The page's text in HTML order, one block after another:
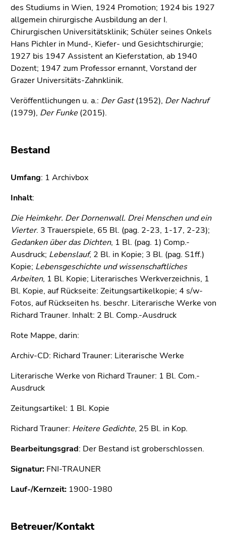
Sie diesen
Link.
Zum
Inhalt
(Zugriffstaste
1)
Zur
Positionsanzeige
Zur
3)
Zur
(Zugriffstaste
4)
Zu
den
Zusatzinformationen
(Zugriffstaste
5)
Zu
den
(Benutzer/Sprache)
(Zugriffstaste
Zur
Suche
9)
des Studiums in Wien, 1924 Promotion; 1924 bis 1927
allgemein chirurgische Ausbildung an der I.
Chirurgischen Universitätsklinik; Schüler seines Onkels
Hans Pichler in Mund-, Kiefer- und Gesichtschirurgie;
1927 bis 1947 Assistent an Kieferstation, ab 1940
Dozent; 1947 zum Professor ernannt, Vorstand der
Grazer Universitäts-Zahnklinik.
Veröffentlichungen u. a.: Der Gast(1952), Der Nachruf
(1979), Der Funke (2015).
Bestand
Umfang: 1 Archivbox
Inhalt:
Die Heimkehr. Der Dornenwall. Drei Menschen und ein
Vierter. 3 Trauerspiele, 65 Bl. (pag. 2-23, 1-17, 2-23);
Gedanken über das Dichten, 1 Bl. (pag. 1) Comp.-
Ausdruck; Lebenslauf, 2 Bl. in Kopie; 3 Bl. (pag. S1ff.)
Kopie; Lebensgeschichte und wissenschaftliches
Arbeiten, 1 Bl. Kopie; Literarisches Werkverzeichnis, 1
Bl. Kopie, auf Rückseite: Zeitungsartikelkopie; 4 s/w-
Fotos, auf Rückseiten hs. beschr. Literarische Werke von
Richard Trauner. Inhalt: 2 Bl. Comp.-Ausdruck
Rote Mappe, darin:
Archiv-CD: Richard Trauner: Literarische Werke
Literarische Werke von Richard Trauner: 1 Bl. Com.-
Ausdruck
Zeitungsartikel: 1 Bl. Kopie
Richard Trauner: Heitere Gedichte, 25 Bl. in Kop.
Bearbeitungsgrad: Der Bestand ist groberschlossen.
Signatur: FNI-TRAUNER
Lauf-/Kernzeit: 1900-1980
Betreuer/Kontakt